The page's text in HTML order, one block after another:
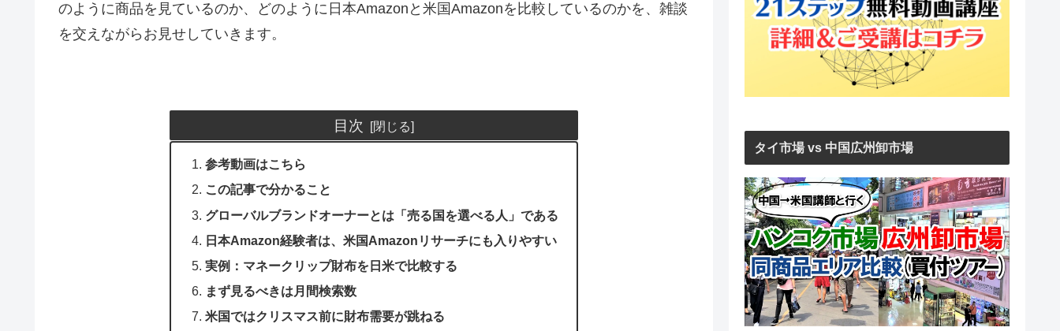
のように商品を見ているのか、どのように日本Amazonと米国Amazonを比較しているのかを、雑談
を交えながらお見せしていきます。
目次
参考動画はこちら
この記事で分かること
グローバルブランドオーナーとは「売る国を選べる人」である
日本Amazon経験者は、米国Amazonリサーチにも入りやすい
実例：マネークリップ財布を日米で比較する
まず見るべきは月間検索数
米国ではクリスマス前に財布需要が跳ねる
タイ市場 vs 中国広州卸市場